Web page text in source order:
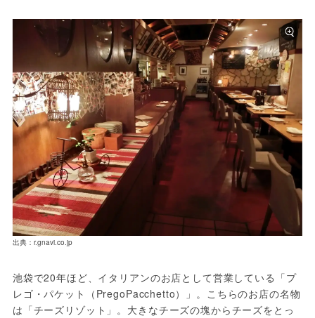
出典：r.gnavi.co.jp
池袋で20年ほど、イタリアンのお店として営業している「プ
レゴ・パケット（PregoPacchetto）」。こちらのお店の名物
は「チーズリゾット」。大きなチーズの塊からチーズをとっ